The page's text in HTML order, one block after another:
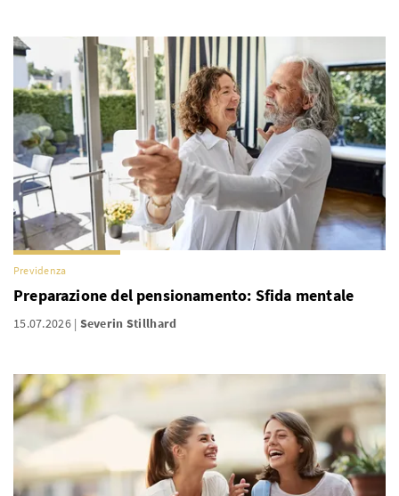
Previdenza
Preparazione del pensionamento: Sfida mentale
15.07.2026 Severin Stillhard